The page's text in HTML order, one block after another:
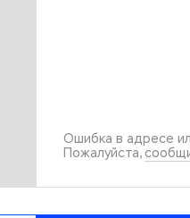
Ошибка в адресе
Пожалуйста,